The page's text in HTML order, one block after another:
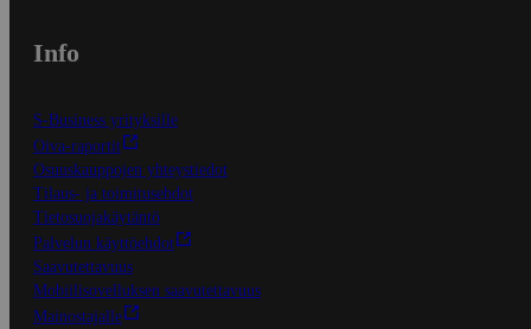
Info
S-Business yrityksille
Oiva-raportit
Osuuskauppojen yhteystiedot
Tilaus- ja toimitusehdot
Tietosuojakäytäntö
Palvelun käyttöehdot
Saavutettavuus
Mobiilisovelluksen saavutettavuus
Mainostajalle